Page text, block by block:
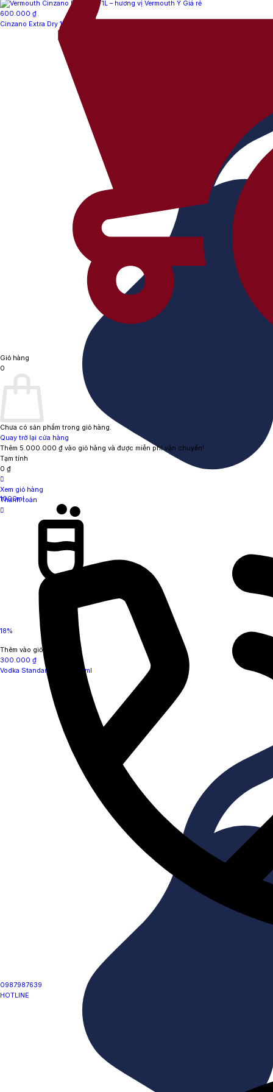
Giỏ hàng
0
Chưa có sản phẩm trong giỏ hàng.
Quay trở lại cửa hàng
Thêm 5.000.000 ₫ vào giỏ hàng và được miễn phí vận chuyển!
Tạm tính
0 ₫
Xem giỏ hàng
Thanh toán
0987987639
HOTLINE
600.000 ₫
Cinzano Extra Dry 1L
1000ml
18%
Thêm vào giỏ hàng
300.000 ₫
Vodka Standard Gold 500ml